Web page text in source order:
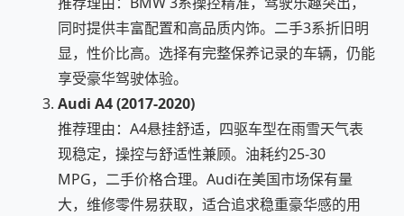
同时提供丰富配置和高品质内饰。二手3系折旧明
显，性价比高。选择有完整保养记录的车辆，仍能
享受豪华驾驶体验。
Audi A4 (2017-2020)
推荐理由：A4悬挂舒适，四驱车型在雨雪天气表
现稳定，操控与舒适性兼顾。油耗约25-30
MPG，二手价格合理。Audi在美国市场保有量
大，维修零件易获取，适合追求稳重豪华感的用